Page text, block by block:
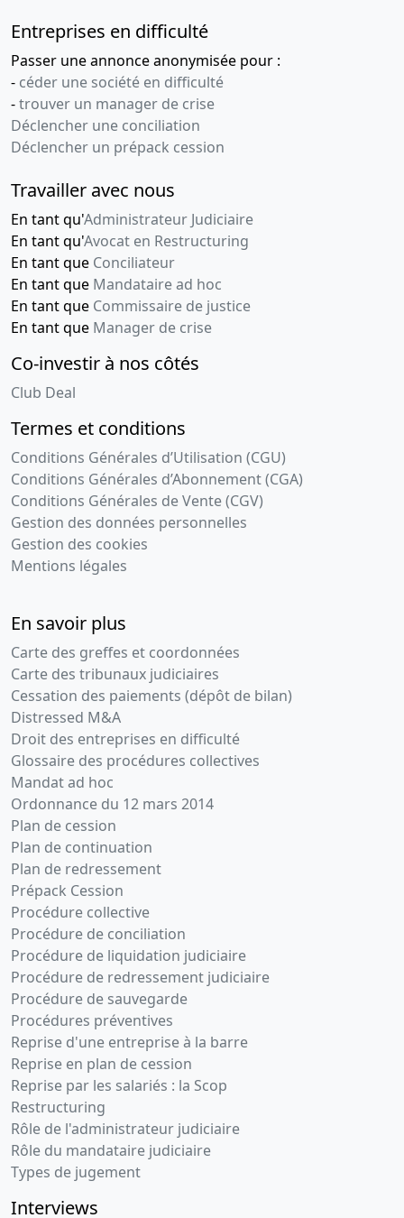
Entreprises en difficulté
Passer une annonce anonymisée pour :
- céder une société en difficulté
-trouver un manager de crise
Déclencher une conciliation
Déclencher un prépack cession
Travailler avec nous
En tant qu'Administrateur Judiciaire
En tant qu'Avocat en Restructuring
En tant que Conciliateur
En tant que Mandataire ad hoc
En tant que Commissaire de justice
En tant que Manager de crise
Co-investir à nos côtés
Club Deal
Termes et conditions
Conditions Générales d’Utilisation (CGU)
Conditions Générales d’Abonnement (CGA)
Conditions Générales de Vente (CGV)
Gestion des données personnelles
Gestion des cookies
Mentions légales
En savoir plus
Carte des greffes et coordonnées
Carte des tribunaux judiciaires
Cessation des paiements (dépôt de bilan)
Distressed M&A
Droit des entreprises en difficulté
Glossaire des procédures collectives
Mandat ad hoc
Ordonnance du 12 mars 2014
Plan de cession
Plan de continuation
Plan de redressement
Prépack Cession
Procédure collective
Procédure de conciliation
Procédure de liquidation judiciaire
Procédure de redressement judiciaire
Procédure de sauvegarde
Procédures préventives
Reprise d'une entreprise à la barre
Reprise en plan de cession
Reprise par les salariés : la Scop
Restructuring
Rôle de l'administrateur judiciaire
Rôle du mandataire judiciaire
Types de jugement
Interviews